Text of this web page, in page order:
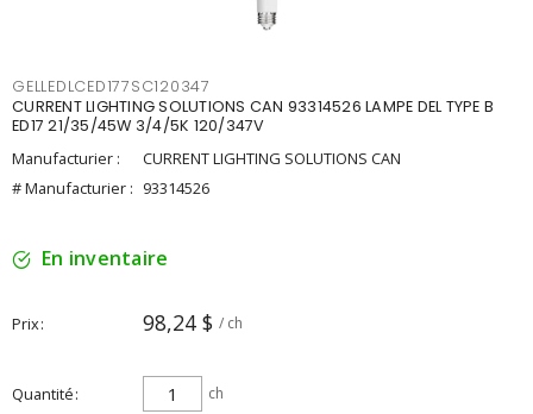
GELLEDLCED177SC120347
CURRENT LIGHTING SOLUTIONS CAN 93314526 LAMPE DEL TYPE B
ED17 21/35/45W 3/4/5K 120/347V
Manufacturier :
CURRENT LIGHTING SOLUTIONS CAN
# Manufacturier : 93314526
En inventaire
Prix 98,24 $ / ch
Quantité ch